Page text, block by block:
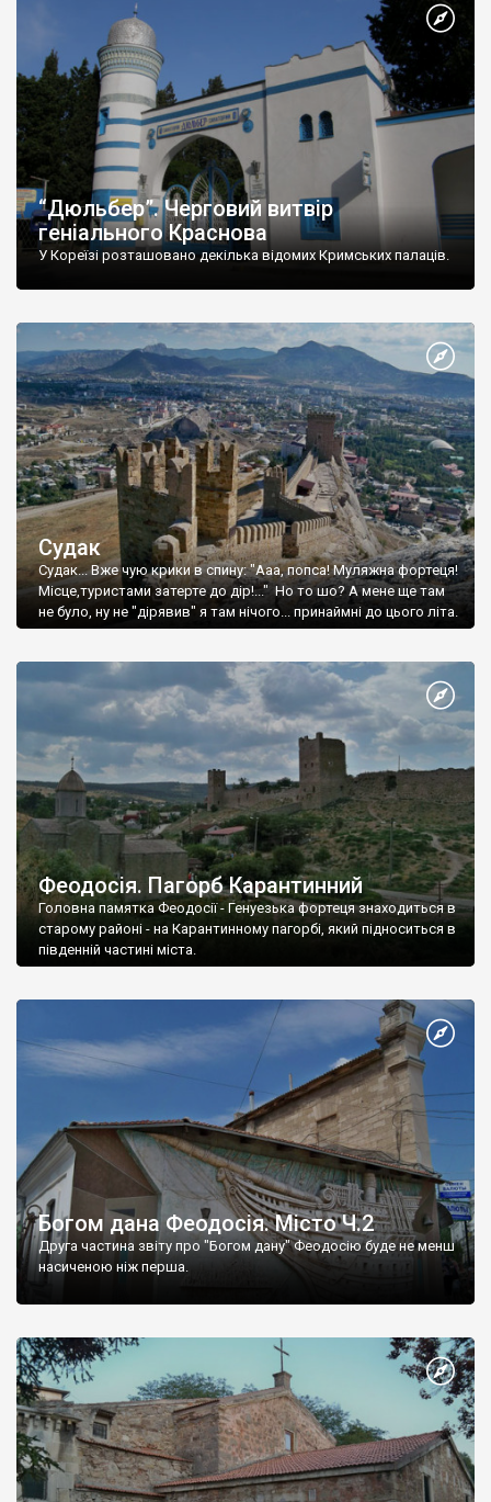
“Дюльбер”. Черговий витвір
геніального Краснова
У Кореїзі розташовано декілька відомих Кримських палаців.
Судак
Судак... Вже чую крики в спину: "Ааа, попса! Муляжна фортеця!
Місце,туристами затерте до дір!..." Но то шо? А мене ще там
не було, ну не "дірявив" я там нічого... принаймні до цього літа.
Феодосія. Пагорб Карантинний
Головна памятка Феодосії - Генуезька фортеця знаходиться в
старому районі - на Карантинному пагорбі, який підноситься в
південній частині міста.
Богом дана Феодосія. Місто Ч.2
Друга частина звіту про "Богом дану" Феодосію буде не менш
насиченою ніж перша.